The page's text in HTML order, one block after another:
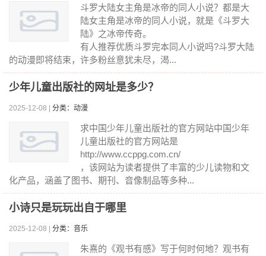
斗罗大陆女主角是冰帝的同人小说？都是大
陆女主角是冰帝的同人小说，就是《斗罗大
陆》之冰帝传奇。
有人推荐优质斗罗完本同人小说吗?斗罗大陆
的动漫即将结束，许多粉丝意犹未尽，渴...
少年儿童出版社的网址是多少？
2025-12-08 | 分类：动漫
求中国少年儿童出版社的官方网站中国少年
儿童出版社的官方网站是
http://www.ccppg.com.cn/
，该网站为读者提供了丰富的少儿读物和文
化产品，涵盖了图书、期刊、音像制品等多种...
小诗只是玩玩出自于哪里
2025-12-08 | 分类：音乐
朱熹的《观书有感》写于何时何地？观书有